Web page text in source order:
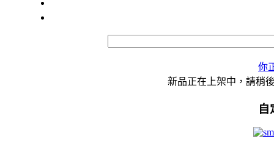
你
新品正在上架中，請稍
自